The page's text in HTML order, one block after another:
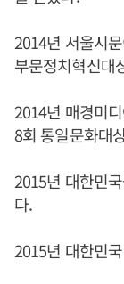
2014년 서울시
부문정치혁신대
2014년 매경미
8회 통일문화대
2015년 대한민
다.
2015년 대한민